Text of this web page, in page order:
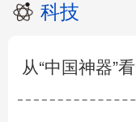
科技
从“中国神器”